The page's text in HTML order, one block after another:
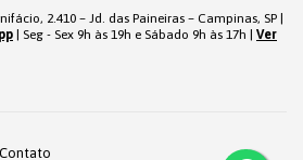
2.410 – Jd. das Paineiras – Campinas, SP |
| Seg - Sex 9h às 19h e Sábado 9h às 17h | Ver
Contato